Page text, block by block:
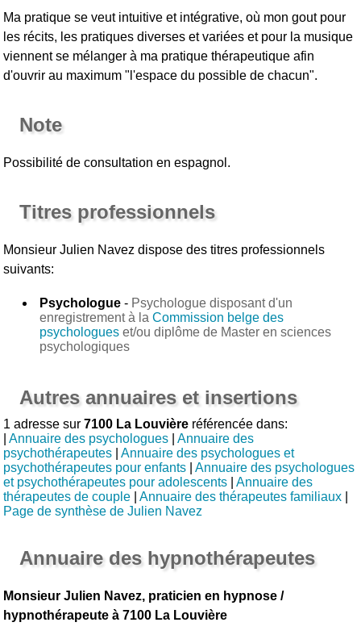
Ma pratique se veut intuitive et intégrative, où mon gout pour
les récits, les pratiques diverses et variées et pour la musique
viennent se mélanger à ma pratique thérapeutique afin
d'ouvrir au maximum "l'espace du possible de chacun".
Note
Possibilité de consultation en espagnol.
Titres professionnels
Monsieur Julien Navez dispose des titres professionnels
suivants:
Psychologue - Psychologue disposant d'un
enregistrement à laCommission belge des
psychologues et/ou diplôme de Master en sciences
psychologiques
Autres annuaires et insertions
1 adresse sur7100 La Louvière référencée dans:
|Annuaire des psychologues |Annuaire des
psychothérapeutes |Annuaire des psychologues et
psychothérapeutes pour enfants |Annuaire des psychologues
et psychothérapeutes pour adolescents |Annuaire des
thérapeutes de couple |Annuaire des thérapeutes familiaux
Page de synthèse de Julien Navez
Annuaire des hypnothérapeutes
Monsieur Julien Navez, praticien en hypnose /
hypnothérapeute à 7100 La Louvière